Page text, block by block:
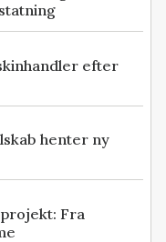
efter
henter ny
Fra